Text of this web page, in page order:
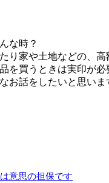
な時？
り家や土地などの、高
を買うときは実印が必
お話をしたいと思いま
意思の担保です